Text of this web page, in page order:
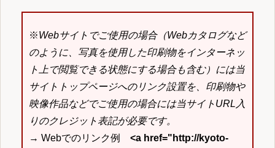
※Webサイトでご使用の場合（Webカタログなど
のように、写真を使用した印刷物をインターネッ
ト上で閲覧できる状態にする場合も含む）には当
サイトトップページへのリンク設置を、印刷物や
映像作品などでご使用の場合には当サイトURL入
りのクレジット表記が必要です。
→ Webでのリンク例 <a href="http://kyoto-